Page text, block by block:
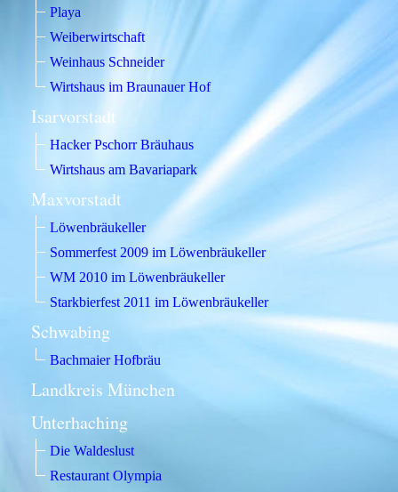
Playa
Weiberwirtschaft
Weinhaus Schneider
Wirtshaus im Braunauer Hof
Isarvorstadt
Hacker Pschorr Bräuhaus
Wirtshaus am Bavariapark
Maxvorstadt
Löwenbräukeller
Sommerfest 2009 im Löwenbräukeller
WM 2010 im Löwenbräukeller
Starkbierfest 2011 im Löwenbräukeller
Schwabing
Bachmaier Hofbräu
Landkreis München
Unterhaching
Die Waldeslust
Restaurant Olympia